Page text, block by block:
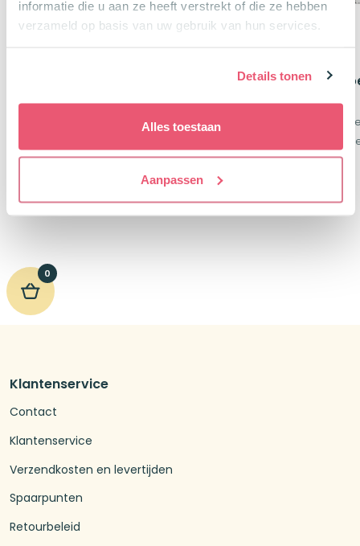
informatie die u aan ze heeft verstrekt of die ze hebben
verzameld op basis van uw gebruik van hun services.
Details tonen
Alles toestaan
Aanpassen
Westcott
Transparant en
14 cm lang | Gele
0
Klantenservice
Contact
Klantenservice
Verzendkosten en levertijden
Spaarpunten
Retourbeleid